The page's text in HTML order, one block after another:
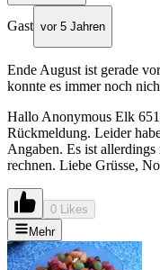
Gast vor 5 Jahren
Ende August ist gerade
konnte es immer noch
Hallo Anonymous Elk
Rückmeldung. Leider
Angaben. Es ist
rechnen. Liebe Grüsse,
0 Likes
Mehr